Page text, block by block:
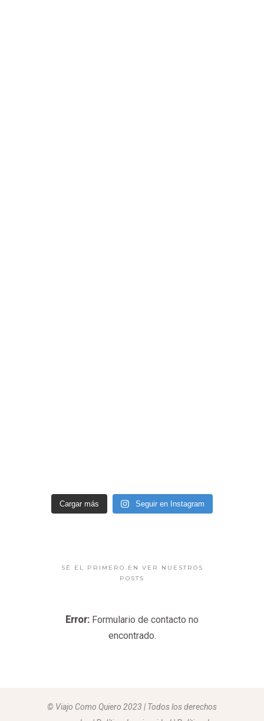
Cargar más Seguir en Instagram
SÉ EL PRIMERO EN VER NUESTROS
POSTS
Error: Formulario de contacto no
encontrado.
© Viajo Como Quiero 2023 | Todos los derechos